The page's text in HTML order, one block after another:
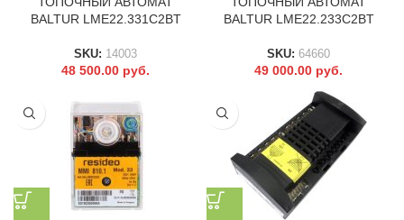
BALTUR LME22.331C2BT
SKU: 14003
48 500.00 руб.
BALTUR LME22.233C2BT
SKU: 64660
49 000.00 руб.